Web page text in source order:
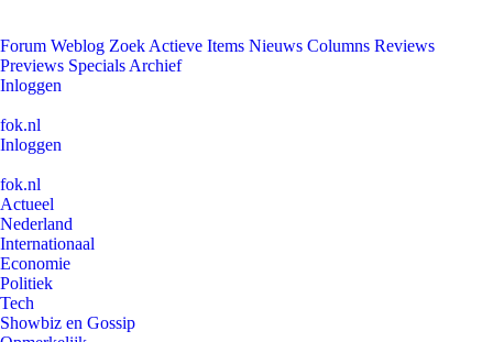
Forum Weblog Zoek Actieve Items Nieuws Columns Reviews
Previews Specials Archief
Inloggen
fok.nl
Inloggen
fok.nl
Actueel
Nederland
Internationaal
Economie
Politiek
Tech
Showbiz en Gossip